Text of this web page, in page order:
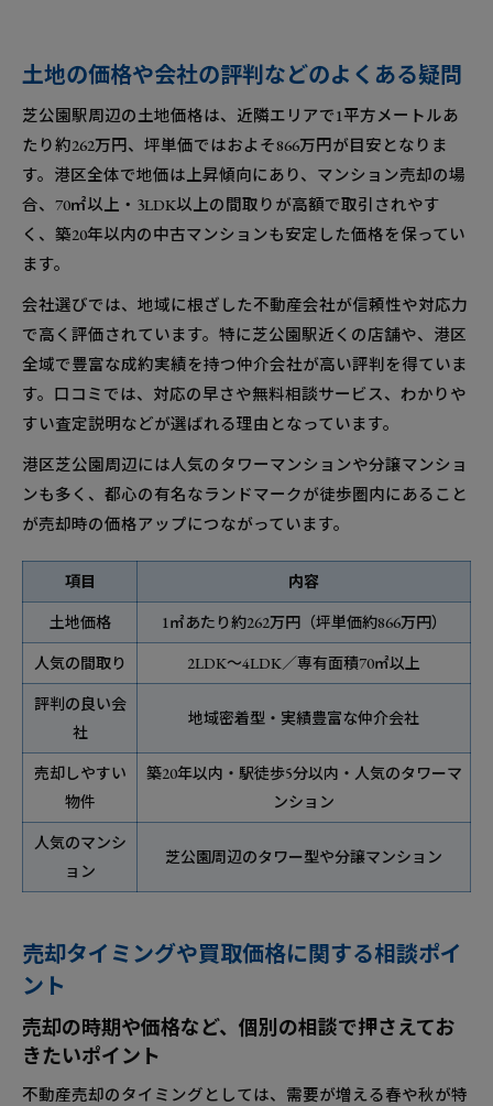
土地の価格や会社の評判などのよくある疑問
芝公園駅周辺の土地価格は、近隣エリアで1平方メートルあ
たり約262万円、坪単価ではおよそ866万円が目安となりま
す。港区全体で地価は上昇傾向にあり、マンション売却の場
合、70㎡以上・3LDK以上の間取りが高額で取引されやす
く、築20年以内の中古マンションも安定した価格を保ってい
ます。
会社選びでは、地域に根ざした不動産会社が信頼性や対応力
で高く評価されています。特に芝公園駅近くの店舗や、港区
全域で豊富な成約実績を持つ仲介会社が高い評判を得ていま
す。口コミでは、対応の早さや無料相談サービス、わかりや
すい査定説明などが選ばれる理由となっています。
港区芝公園周辺には人気のタワーマンションや分譲マンショ
ンも多く、都心の有名なランドマークが徒歩圏内にあること
が売却時の価格アップにつながっています。
項目 内容
土地価格 1㎡あたり約262万円（坪単価約866万円）
人気の間取り 2LDK～4LDK／専有面積70㎡以上
評判の良い会
社
地域密着型・実績豊富な仲介会社
売却しやすい
物件
築20年以内・駅徒歩5分以内・人気のタワーマ
ンション
人気のマンシ
ョン
芝公園周辺のタワー型や分譲マンション
売却タイミングや買取価格に関する相談ポイ
ント
売却の時期や価格など、個別の相談で押さえてお
きたいポイント
不動産売却のタイミングとしては、需要が増える春や秋が特